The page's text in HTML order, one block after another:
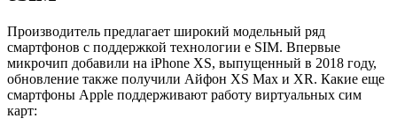
Производитель предлагает широкий модельный ряд
смартфонов с поддержкой технологии e SIM. Впервые
микрочип добавили на iPhone XS, выпущенный в 2018 году,
обновление также получили Айфон XS Max и XR. Какие еще
смартфоны Apple поддерживают работу виртуальных сим
карт: